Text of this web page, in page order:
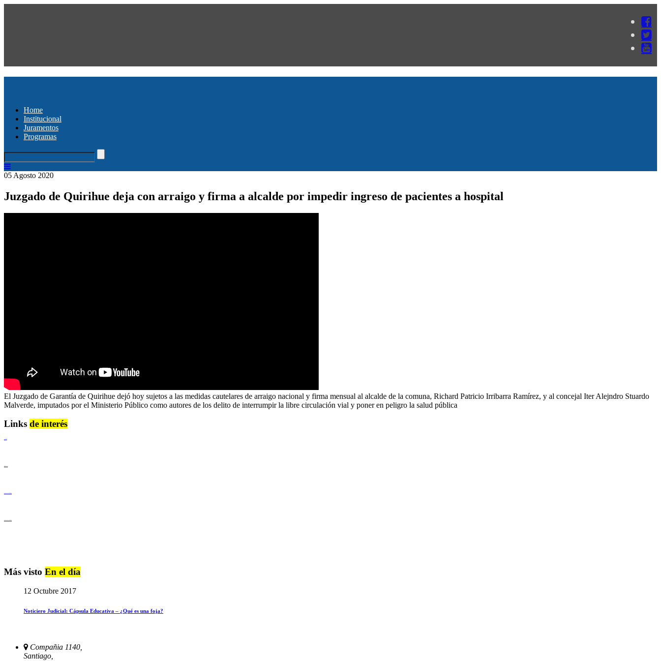
Home
Institucional
Juramentos
Programas
05 Agosto 2020
Juzgado de Quirihue deja con arraigo y firma a alcalde por impedir ingreso de pacientes a hospital
El Juzgado de Garantía de Quirihue dejó hoy sujetos a las medidas cautelares de arraigo nacional y firma mensual al alcalde de la comuna, Richard Patricio Irribarra Ramírez, y al concejal Iter Alejndro Stuardo
Malverde, imputados por el Ministerio Público como autores de los delito de interrumpir la libre circulación vial y poner en peligro la salud pública
Links de interés
Más visto En el día
12 Octubre 2017
Noticiero Judicial: Cápsula Educativa – ¿Qué es una foja?
Compañia 1140,
Santiago,